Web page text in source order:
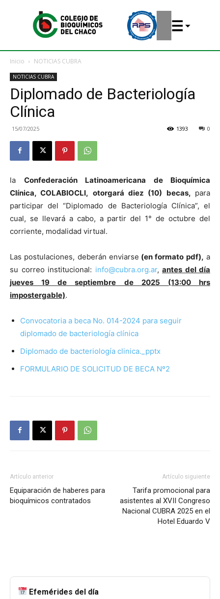
Inicio NOTICIAS CUBRA
NOTICIAS CUBRA
Diplomado de Bacteriología
Clínica
15/07/2025 0
1393
la Confederación Latinoamericana de Bioquímica
Clínica, COLABIOCLI, otorgará diez (10) becas, para
participar del “Diplomado de Bacteriología Clínica”, el
cual, se llevará a cabo, a partir del 1° de octubre del
corriente, modalidad virtual.
Las postulaciones, deberán enviarse (en formato pdf), a
su correo institucional: info@cubra.org.ar, antes del día
jueves 19 de septiembre de 2025 (13:00 hrs
impostergable).
Convocatoria a beca No. 014-2024 para seguir
diplomado de bacteriología clínica
Diplomado de bacteriología clinica._pptx
FORMULARIO DE SOLICITUD DE BECA Nº2
Artículo anterior
Equiparación de haberes para
bioquímicos contratados
Artículo siguiente
Tarifa promocional para
asistentes al XVII Congreso
Nacional CUBRA 2025 en el
Hotel Eduardo V
Efemérides del día